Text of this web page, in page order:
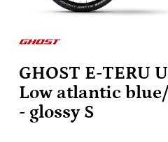
GHOST E-TERU
Low atlantic
- glossy S